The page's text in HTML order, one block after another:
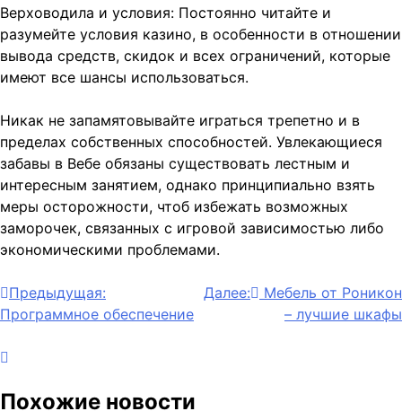
Верховодила и условия: Постоянно читайте и
разумейте условия казино, в особенности в отношении
вывода средств, скидок и всех ограничений, которые
имеют все шансы использоваться.
Никак не запамятовывайте играться трепетно и в
пределах собственных способностей. Увлекающиеся
забавы в Вебе обязаны существовать лестным и
интересным занятием, однако принципиально взять
меры осторожности, чтоб избежать возможных
заморочек, связанных с игровой зависимостью либо
экономическими проблемами.
Навигация
по
записям
Предыдущая:
Программное обеспечение
Далее:
Мебель от Роникон
– лучшие шкафы
Похожие новости